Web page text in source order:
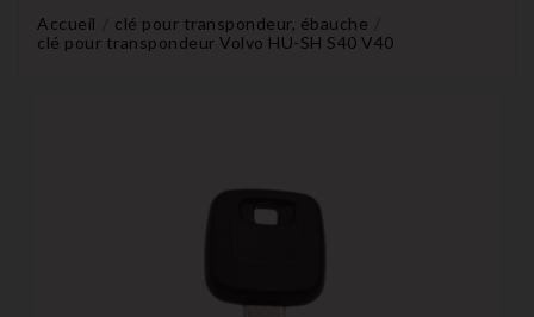
Accueil
clé pour transpondeur, ébauche
clé pour transpondeur Volvo HU-SH S40 V40